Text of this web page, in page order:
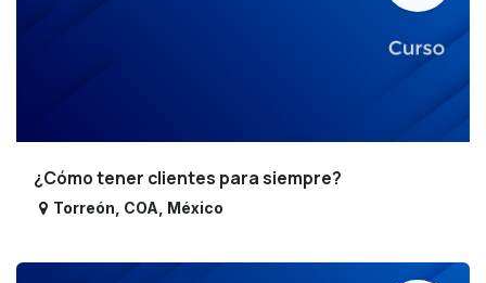
¿Cómo tener clientes para siempre?
Torreón COA México